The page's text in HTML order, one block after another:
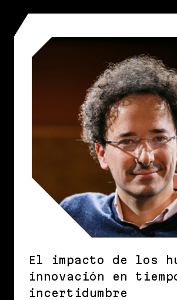
El impacto de los
innovación en
incertidumbre